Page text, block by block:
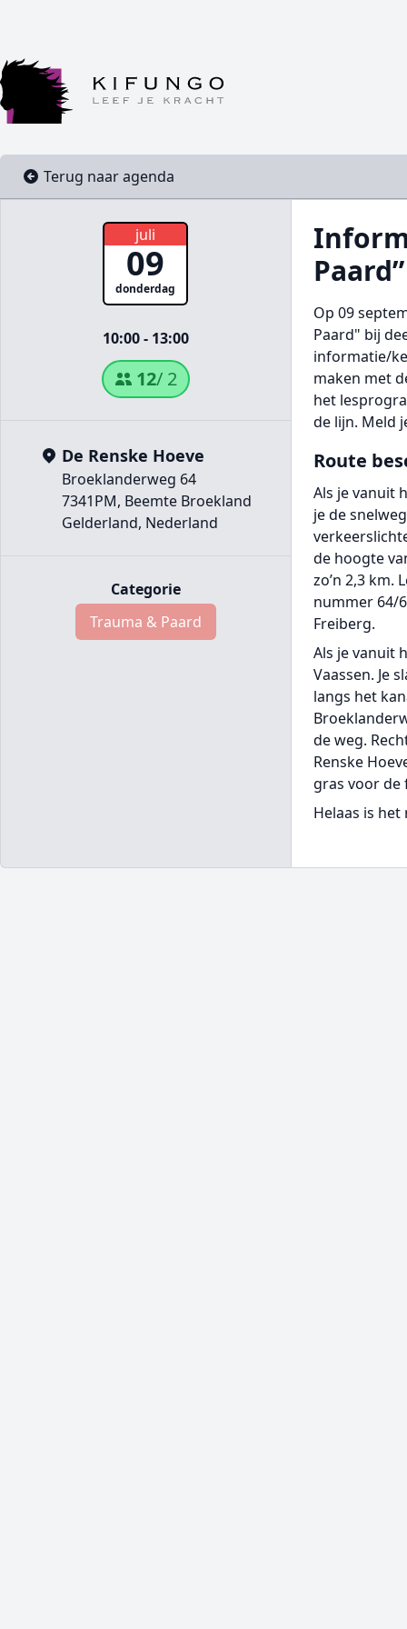
Terug naar agenda
juli
09
donderdag
10:00 - 13:00
12/ 2
De Renske Hoeve
Broeklanderweg 64
7341PM, Beemte Broekland
Gelderland, Nederland
Categorie
Trauma & Paard
Op 09
Paard" bij
informatie/
maken met
het
de lijn. Meld
Route
Als je vanuit
je de
de hoogte
zo’n 2,3 km.
nummer 64/
Freiberg.
Als je vanuit
Vaassen. Je
langs het
de weg.
Renske
gras voor
Helaas is